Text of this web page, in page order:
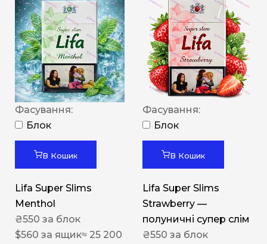
Фасування:
Блок
В Кошик
Lifa Super Slims
Menthol
₴550 за блок
$560 за ящик≈ 25 200
Фасування:
Блок
В Кошик
Lifa Super Slims
Strawberry —
полуничні супер слім
₴550 за блок